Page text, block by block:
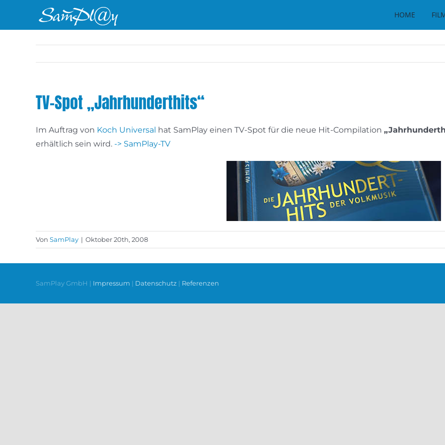
HOME
TV-Spot „Jahrhunderthits“
Im Auftrag von Koch Universal hat SamPlay einen TV-Spot für die neue Hit-Compilation
erhältlich sein wird. -> SamPlay-TV
Von SamPlay | Oktober 20th, 2008
SamPlay GmbH | Impressum | Datenschutz | Referenzen